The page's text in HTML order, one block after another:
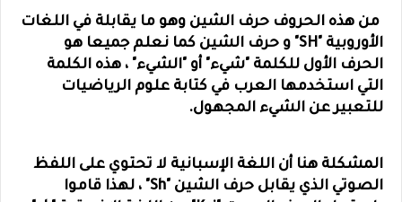
من هذه الحروف حرف الشين وهو ما يقابلة في اللغات
الأوروبية "SH" و حرف الشين كما نعلم جميعا هو
الحرف الأول للكلمة "شيء" أو "الشيء" ، هذه الكلمة
التي استخدمها العرب في كتابة علوم الرياضيات
للتعبير عن الشيء المجهول.
المشكلة هنا أن اللغة الإسبانية لا تحتوي على اللفظ
الصوتي الذي يقابل حرف الشين "Sh" ، لهذا قاموا